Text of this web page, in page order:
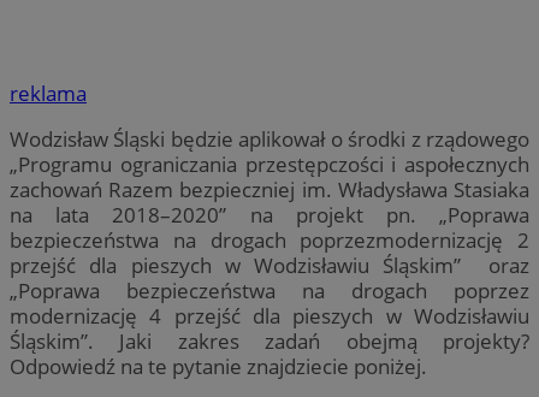
reklama
Wodzisław Śląski będzie aplikował o środki z rządowego
„Programu ograniczania przestępczości i aspołecznych
zachowań Razem bezpieczniej im. Władysława Stasiaka
na lata 2018–2020” na projekt pn. „Poprawa
bezpieczeństwa na drogach poprzezmodernizację 2
przejść dla pieszych w Wodzisławiu Śląskim” oraz
„Poprawa bezpieczeństwa na drogach poprzez
modernizację 4 przejść dla pieszych w Wodzisławiu
Śląskim”. Jaki zakres zadań obejmą projekty?
Odpowiedź na te pytanie znajdziecie poniżej.